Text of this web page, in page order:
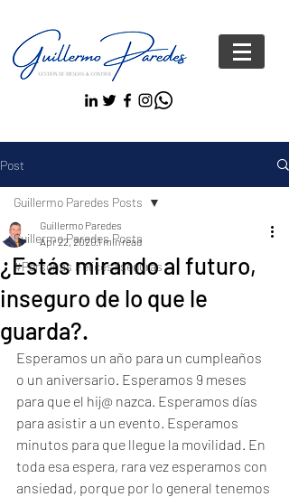
Post
Guillermo Paredes Posts
#Personas FelicesYseguras
Guillermo Paredes Posts
¿Estás mirando al futuro,
inseguro de lo que le
guarda?.
Guillermo Paredes
Apr 22, 20201 min read
Esperamos un año para un cumpleaños
o un aniversario. Esperamos 9 meses
para que el hij@ nazca. Esperamos días
para asistir a un evento. Esperamos
minutos para que llegue la movilidad. En
toda esa espera, rara vez esperamos con
ansiedad, porque por lo general tenemos